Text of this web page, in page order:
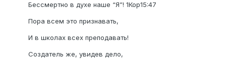
Бессмертно в духе наше “Я”! 1Кор15:47
Пора всем это признавать,
И в школах всех преподавать!
Создатель же, увидев дело,